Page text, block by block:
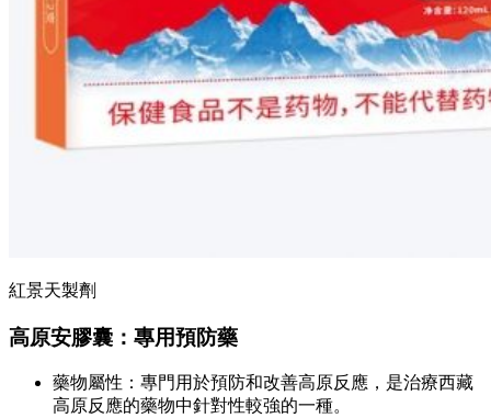
紅景天製劑
高原安膠囊：專用預防藥
藥物屬性：專門用於預防和改善高原反應，是治療西藏
高原反應的藥物中針對性較強的一種。